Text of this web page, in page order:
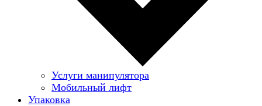
Услуги манипулятора
Мобильный лифт
Упаковка